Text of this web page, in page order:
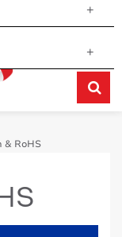
+
+
& RoHS